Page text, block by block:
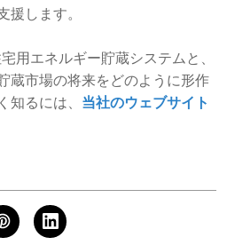
援します。
用エネルギー貯蔵システムと、
蔵市場の将来をどのように形作
知るには、 当社のウェブサイト